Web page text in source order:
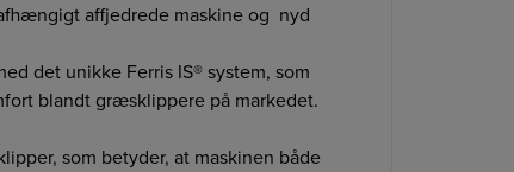
affjedrede maskine og nyd
det unikke Ferris IS® system, som
blandt græsklippere på markedet.
som betyder, at maskinen både